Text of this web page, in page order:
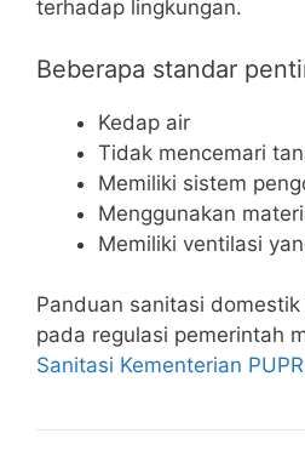
terhadap lingkungan.
Beberapa standar
Kedap air
Tidak mencemari
Memiliki sistem
Menggunakan
Memiliki ventilasi
Panduan sanitasi
pada regulasi pemerintah
Sanitasi Kementerian PUPR